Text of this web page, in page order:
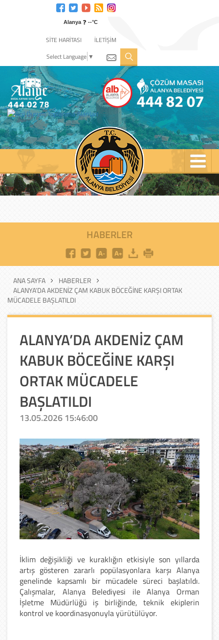
Alanya ❓ --°C
SİTE HARİTASI
İLETİŞİM
Select Language ▼
HABERLER
ANA SAYFA
HABERLER
ALANYA’DA AKDENİZ ÇAM KABUK BÖCEĞİNE KARŞI ORTAK
MÜCADELE BAŞLATILDI
ALANYA’DA AKDENİZ ÇAM
KABUK BÖCEĞİNE KARŞI
ORTAK MÜCADELE
BAŞLATILDI
13.05.2026 15:46:00
İklim değişikliği ve kuraklığın etkisiyle son yıllarda
artış gösteren zararlı popülasyonlara karşı Alanya
genelinde kapsamlı bir mücadele süreci başlatıldı.
Çalışmalar, Alanya Belediyesi ile Alanya Orman
İşletme Müdürlüğü iş birliğinde, teknik ekiplerin
kontrol ve koordinasyonuyla yürütülüyor.